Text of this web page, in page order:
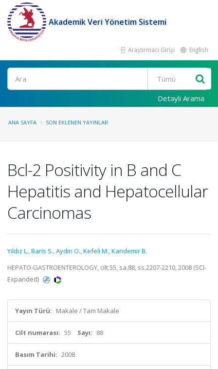
Akademik Veri Yönetim Sistemi
Araştırmacı Girişi English
Ara
Detaylı Arama
ANA SAYFA SON EKLENEN YAYINLAR
Bcl-2 Positivity in B and C
Hepatitis and Hepatocellular
Carcinomas
Yıldız L.,Baris S.,Aydin O.,Kefeli M.,Kandemir B.
HEPATO-GASTROENTEROLOGY, cilt.55, sa.88, ss.2207-2210, 2008 (SCI-
Expanded)
Yayın Türü: Makale / Tam Makale
Cilt numarası: 55 Sayı: 88
Basım Tarihi: 2008